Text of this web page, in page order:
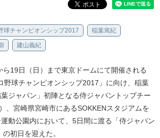
球チャンピオンシップ2017 稲葉篤紀
建山義紀
19日（日）まで東京ドームにて開催される
野球チャンピオンシップ2017」に向け、稲葉
ジャパン」初陣となる侍ジャパントップチー
、宮崎県宮崎市にあるSOKKENスタジアムを
動公園内において、5日間に渡る「侍ジャパン
初日を迎えた。